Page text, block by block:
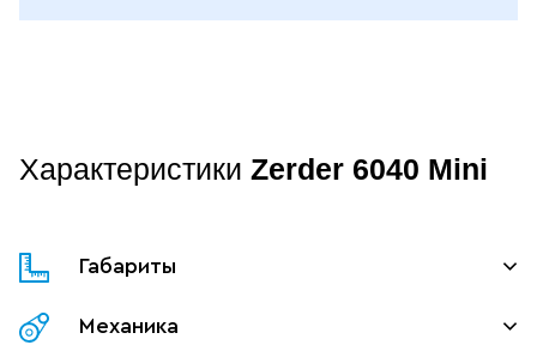
Характеристики Zerder 6040 Mini
Габариты
Механика